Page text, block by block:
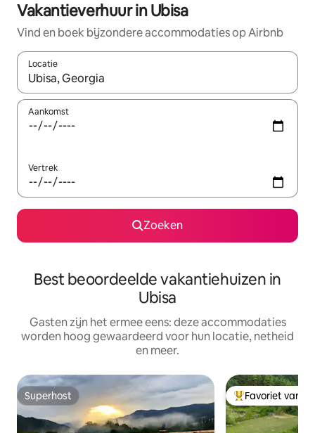
Vakantieverhuur in Ubisa
Vind en boek bijzondere accommodaties op Airbnb
Locatie
Wanneer er suggesties beschikbaar zijn, maak je een keuze
Aankomst
Vertrek
Zoeken
Best beoordeelde vakantiehuizen in
Ubisa
Gasten zijn het ermee eens: deze accommodaties
worden hoog gewaardeerd voor hun locatie, netheid
en meer.
Superhost
Superhost Topfavoriet van
Favoriet van